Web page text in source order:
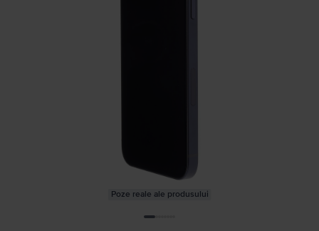
Poze reale ale produsului